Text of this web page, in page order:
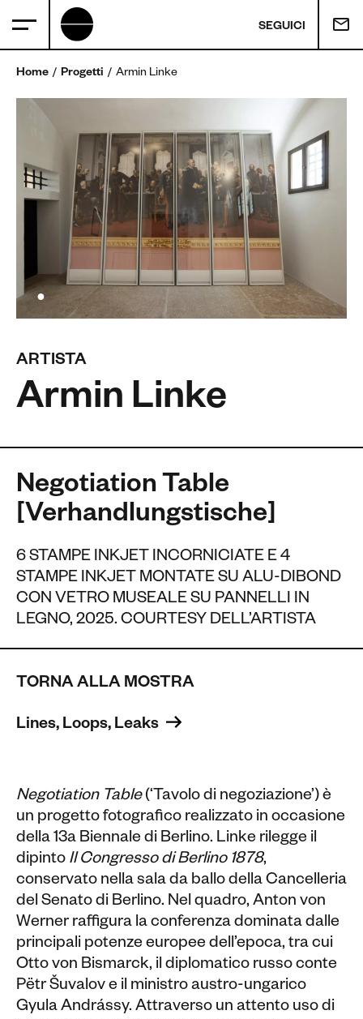
SEGUICI
Home Progetti Armin Linke
ARTISTA
Armin Linke
Negotiation Table
[Verhandlungstische]
6 STAMPE INKJET INCORNICIATE E 4
STAMPE INKJET MONTATE SU ALU-DIBOND
CON VETRO MUSEALE SU PANNELLI IN
LEGNO, 2025. COURTESY DELL’ARTISTA
TORNA ALLA MOSTRA
Lines, Loops, Leaks
Negotiation Table(‘Tavolo di negoziazione’) è
un progetto fotografico realizzato in occasione
della 13a Biennale di Berlino. Linke rilegge il
dipinto Il Congresso di Berlino 1878,
conservato nella sala da ballo della Cancelleria
del Senato di Berlino. Nel quadro, Anton von
Werner raffigura la conferenza dominata dalle
principali potenze europee dell’epoca, tra cui
Otto von Bismarck, il diplomatico russo conte
Pëtr Šuvalov e il ministro austro-ungarico
Gyula Andrássy. Attraverso un attento uso di